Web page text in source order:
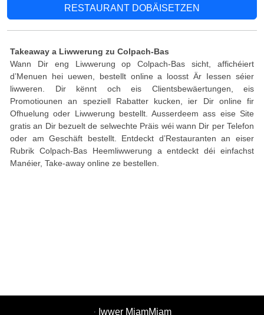
RESTAURANT DOBÄISETZEN
Takeaway a Liwwerung zu Colpach-Bas
Wann Dir eng Liwwerung op Colpach-Bas sicht, affichéiert
d’Menuen hei uewen, bestellt online a loosst Är Iessen séier
liwweren. Dir kënnt och eis Clientsbewäertungen, eis
Promotiounen an speziell Rabatter kucken, ier Dir online fir
Ofhuelung oder Liwwerung bestellt. Ausserdeem ass eise Site
gratis an Dir bezuelt de selwechte Präis wéi wann Dir per Telefon
oder am Geschäft bestellt. Entdeckt d’Restauranten an eiser
Rubrik Colpach-Bas Heemliwwerung a entdeckt déi einfachst
Manéier, Take-away online ze bestellen.
· Iwwer MiamMiam